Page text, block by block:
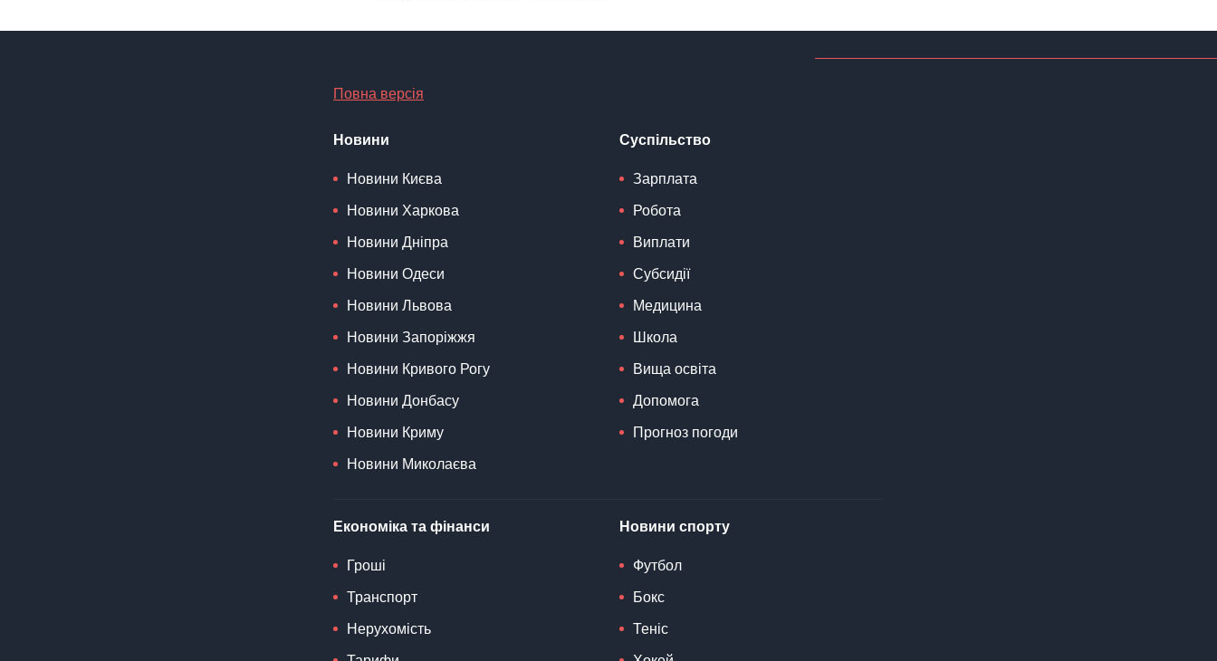
Повна версія
Новини
Новини Києва
Новини Харкова
Новини Дніпра
Новини Одеси
Новини Львова
Новини Запоріжжя
Новини Кривого Рогу
Новини Донбасу
Новини Криму
Новини Миколаєва
Суспільство
Зарплата
Робота
Виплати
Субсидії
Медицина
Школа
Вища освіта
Допомога
Прогноз погоди
Економіка та фінанси
Гроші
Транспорт
Нерухомість
Новини спорту
Футбол
Бокс
Теніс